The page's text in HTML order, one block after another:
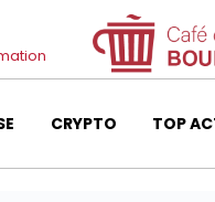
CRYPTO TOP